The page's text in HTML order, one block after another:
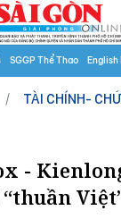
SGGP Thể Thao
TÀI CHÍNH-
-